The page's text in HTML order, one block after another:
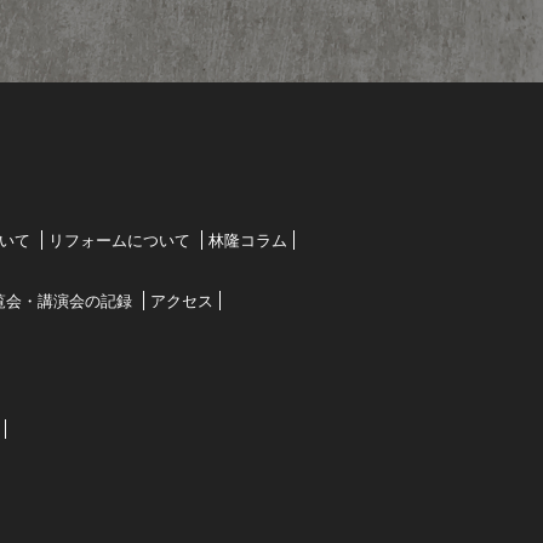
て リフォームについて 林隆コラム
会・講演会の記録 アクセス